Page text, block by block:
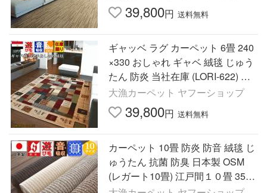
39,800円 送料無料
ギャッベ ラグ カーペット 6畳 240
×330 おしゃれ ギャベ 絨毯 じゅう
たん 防炎 当社在庫 (LORI-622) ハ
ピ 約6畳 240x330cm
大漁カーペット ヤフーショップ
39,800円 送料無料
カーペット 10畳 防炎 防音 絨毯 じ
ゅうたん 抗菌 防臭 日本製 OSM
(レガート10畳) 江戸間１０畳 352×